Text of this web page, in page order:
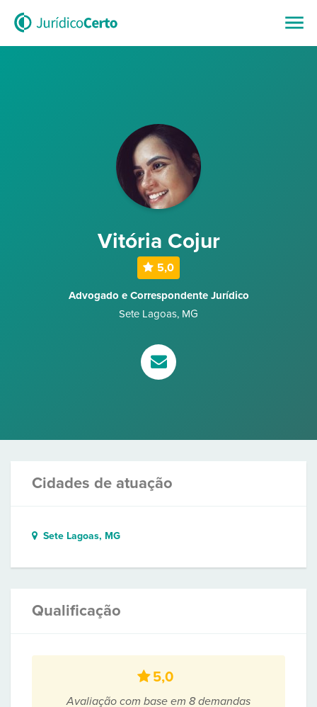
Vitória Cojur
5,0
Advogado e Correspondente Jurídico
Sete Lagoas, MG
Cidades de atuação
Sete Lagoas, MG
Qualificação
5,0
Avaliação com base em 8 demandas